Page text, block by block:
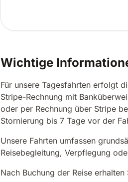
Wichtige
Für unsere Tagesfahrten erfolgt
Stripe-Rechnung mit
oder per Rechnung über Stripe
Stornierung bis 7 Tage vor der
Unsere Fahrten umfassen
Reisebegleitung, Verpflegung
Nach Buchung der Reise